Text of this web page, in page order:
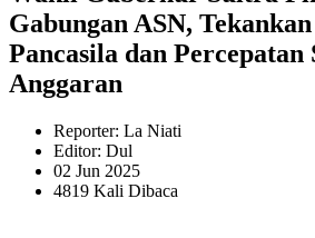
Gabungan ASN,
Pancasila dan Percepatan
Anggaran
Reporter: La Niati
Editor: Dul
02 Jun 2025
4819 Kali Dibaca